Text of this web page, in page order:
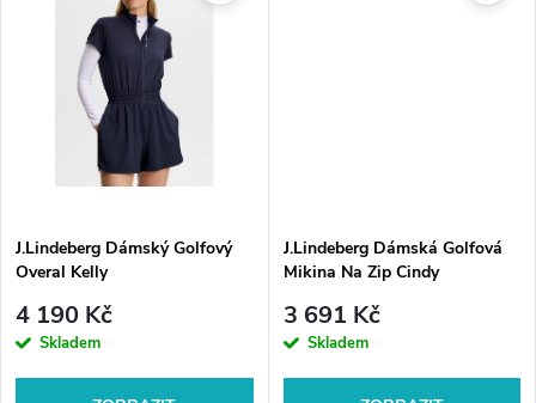
J.Lindeberg Dámský Golfový
Overal Kelly
4 190 Kč
Skladem
J.Lindeberg Dámská Golfová
Mikina Na Zip Cindy
3 691 Kč
Skladem